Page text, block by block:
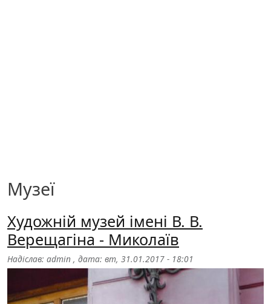
Музеї
Художній музей імені В. В.
Верещагіна - Миколаїв
Надіслав: admin , дата: вт, 31.01.2017 - 18:01